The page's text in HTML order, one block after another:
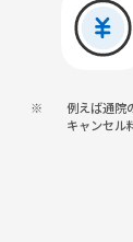
※
例えば通院
キャンセル